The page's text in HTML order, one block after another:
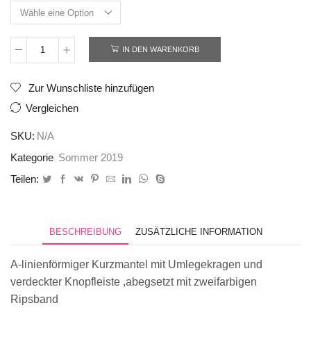
Mantel002
IN DEN WARENKORB
Zur Wunschliste hinzufügen
Vergleichen
SKU: N/A
Kategorie Sommer 2019
Teilen:
BESCHREIBUNG ZUSÄTZLICHE INFORMATION
A-linienförmiger Kurzmantel mit Umlegekragen und
verdeckter Knopfleiste ,abegsetzt mit zweifarbigen
Ripsband